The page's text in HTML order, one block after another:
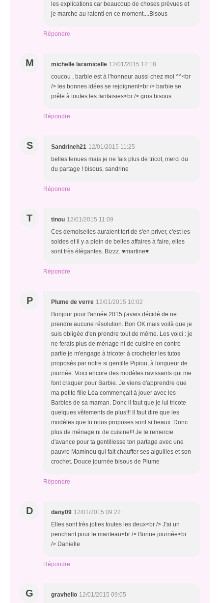
les explications car beaucoup de choses prèvues et
je marche au ralenti en ce moment....Bisous
Répondre
M michelle laramicelle 12/01/2015 12:18
coucou , barbie est à l'honneur aussi chez moi ^^<br
/> les bonnes idées se rejoignent<br /> barbie se
prête à toutes les fantaisies<br /> gros bisous
Répondre
S Sandrineh21 12/01/2015 11:25
belles tenues mais je ne fais plus de tricot, merci du
du partage ! bisous, sandrine
Répondre
T tinou 12/01/2015 11:09
Ces demoiselles auraient tort de s'en priver, c'est les
soldes et il y a plein de belles affaires à faire, elles
sont très élégantes. Bizzz. ♥martine♥
Répondre
P Plume de verre 12/01/2015 10:02
Bonjour pour l'année 2015 j'avais décidé de ne
prendre aucune résolution. Bon OK mais voilà que je
suis obligée d'en prendre tout de même. Les voici : je
ne ferais plus de ménage ni de cuisine en contre-
partie je m'engage à tricoter à crocheter les tutos
proposés par notre si gentille Pipiou, à longueur de
journée. Voici encore des modèles ravissants qui me
font craquer pour Barbie. Je viens d'apprendre que
ma petite fille Léa commençait à jouer avec les
Barbies de sa maman. Donc il faut que je lui tricote
quelques vêtements de plus!!! Il faut dire que les
modèles que tu nous proposes sont si beaux. Donc
plus de ménage ni de cuisine!!! Je te remercie
d'avance pour ta gentillesse ton partage avec une
pauvre Maminou qui fait chauffer ses aiguilles et son
crochet. Douce journée bisous de Plume
Répondre
D dany09 12/01/2015 09:22
Elles sont très jolies toutes les deux<br /> J'ai un
penchant pour le manteau<br /> Bonne journée<br
/> Danielle
Répondre
G gravhelio 12/01/2015 09:05